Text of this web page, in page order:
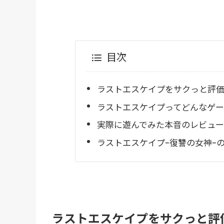
目次
ラストエスケイプをサクっと評価
ラストエスケイプってどんなゲ
実際に遊んでみた本音のレビュー
ラストエスケイプｰ復讐の女神ｰ
ラストエスケイプをサクっと評